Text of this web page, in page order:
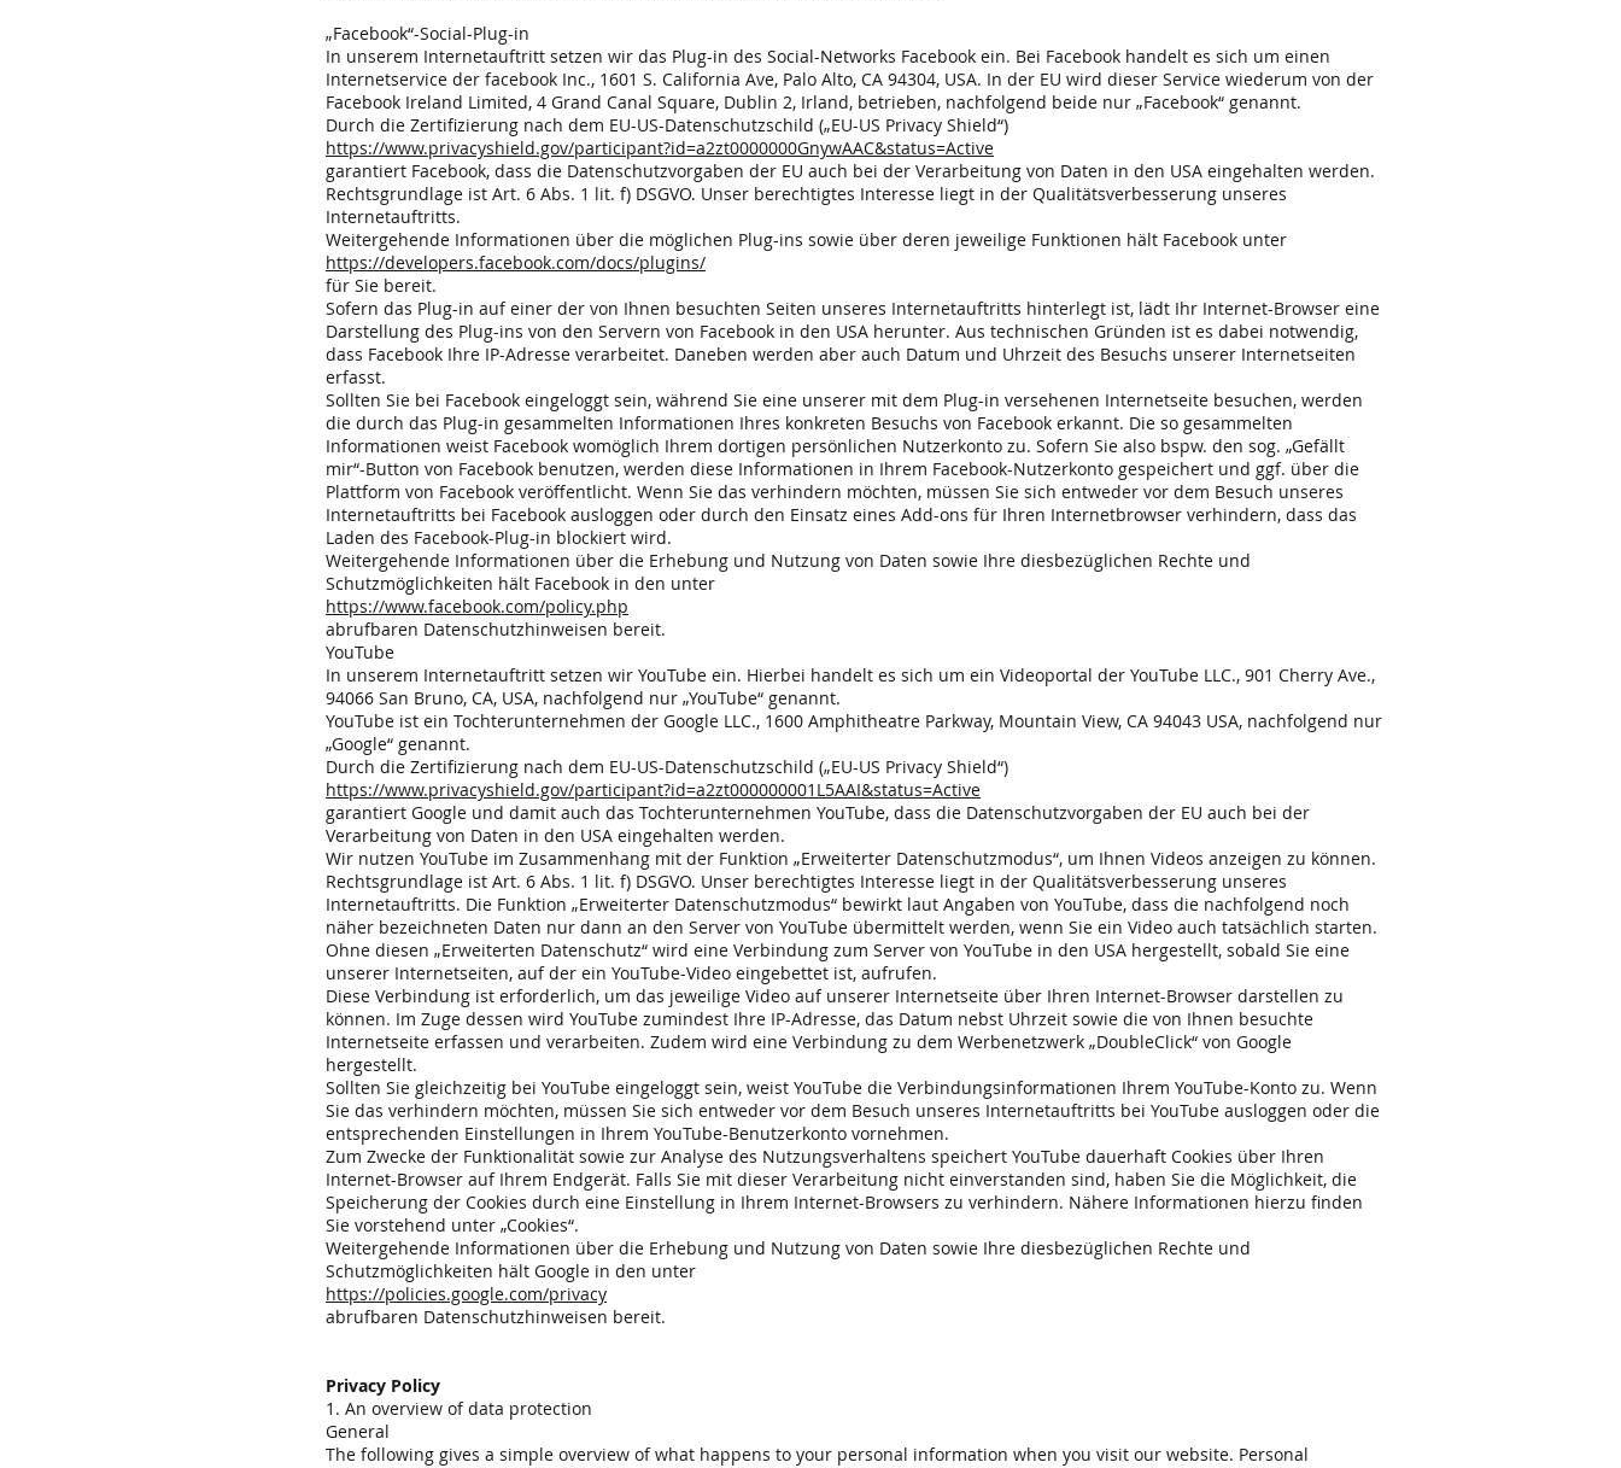
„Facebook“-Social-Plug-in
In unserem Internetauftritt setzen wir das Plug-in des Social-Networks Facebook ein. Bei Facebook handelt es sich um einen
Internetservice der facebook Inc., 1601 S. California Ave, Palo Alto, CA 94304, USA. In der EU wird dieser Service wiederum von der
Facebook Ireland Limited, 4 Grand Canal Square, Dublin 2, Irland, betrieben, nachfolgend beide nur „Facebook“ genannt.
Durch die Zertifizierung nach dem EU-US-Datenschutzschild („EU-US Privacy Shield“)
https://www.privacyshield.gov/participant?id=a2zt0000000GnywAAC&status=Active
garantiert Facebook, dass die Datenschutzvorgaben der EU auch bei der Verarbeitung von Daten in den USA eingehalten werden.
Rechtsgrundlage ist Art. 6 Abs. 1 lit. f) DSGVO. Unser berechtigtes Interesse liegt in der Qualitätsverbesserung unseres
Internetauftritts.
Weitergehende Informationen über die möglichen Plug-ins sowie über deren jeweilige Funktionen hält Facebook unter
https://developers.facebook.com/docs/plugins/
für Sie bereit.
Sofern das Plug-in auf einer der von Ihnen besuchten Seiten unseres Internetauftritts hinterlegt ist, lädt Ihr Internet-Browser eine
Darstellung des Plug-ins von den Servern von Facebook in den USA herunter. Aus technischen Gründen ist es dabei notwendig,
dass Facebook Ihre IP-Adresse verarbeitet. Daneben werden aber auch Datum und Uhrzeit des Besuchs unserer Internetseiten
erfasst.
Sollten Sie bei Facebook eingeloggt sein, während Sie eine unserer mit dem Plug-in versehenen Internetseite besuchen, werden
die durch das Plug-in gesammelten Informationen Ihres konkreten Besuchs von Facebook erkannt. Die so gesammelten
Informationen weist Facebook womöglich Ihrem dortigen persönlichen Nutzerkonto zu. Sofern Sie also bspw. den sog. „Gefällt
mir“-Button von Facebook benutzen, werden diese Informationen in Ihrem Facebook-Nutzerkonto gespeichert und ggf. über die
Plattform von Facebook veröffentlicht. Wenn Sie das verhindern möchten, müssen Sie sich entweder vor dem Besuch unseres
Internetauftritts bei Facebook ausloggen oder durch den Einsatz eines Add-ons für Ihren Internetbrowser verhindern, dass das
Laden des Facebook-Plug-in blockiert wird.
Weitergehende Informationen über die Erhebung und Nutzung von Daten sowie Ihre diesbezüglichen Rechte und
Schutzmöglichkeiten hält Facebook in den unter
https://www.facebook.com/policy.php
abrufbaren Datenschutzhinweisen bereit.
YouTube
In unserem Internetauftritt setzen wir YouTube ein. Hierbei handelt es sich um ein Videoportal der YouTube LLC., 901 Cherry Ave.,
94066 San Bruno, CA, USA, nachfolgend nur „YouTube“ genannt.
YouTube ist ein Tochterunternehmen der Google LLC., 1600 Amphitheatre Parkway, Mountain View, CA 94043 USA, nachfolgend nur
„Google“ genannt.
Durch die Zertifizierung nach dem EU-US-Datenschutzschild („EU-US Privacy Shield“)
https://www.privacyshield.gov/participant?id=a2zt000000001L5AAI&status=Active
garantiert Google und damit auch das Tochterunternehmen YouTube, dass die Datenschutzvorgaben der EU auch bei der
Verarbeitung von Daten in den USA eingehalten werden.
Wir nutzen YouTube im Zusammenhang mit der Funktion „Erweiterter Datenschutzmodus“, um Ihnen Videos anzeigen zu können.
Rechtsgrundlage ist Art. 6 Abs. 1 lit. f) DSGVO. Unser berechtigtes Interesse liegt in der Qualitätsverbesserung unseres
Internetauftritts. Die Funktion „Erweiterter Datenschutzmodus“ bewirkt laut Angaben von YouTube, dass die nachfolgend noch
näher bezeichneten Daten nur dann an den Server von YouTube übermittelt werden, wenn Sie ein Video auch tatsächlich starten.
Ohne diesen „Erweiterten Datenschutz“ wird eine Verbindung zum Server von YouTube in den USA hergestellt, sobald Sie eine
unserer Internetseiten, auf der ein YouTube-Video eingebettet ist, aufrufen.
Diese Verbindung ist erforderlich, um das jeweilige Video auf unserer Internetseite über Ihren Internet-Browser darstellen zu
können. Im Zuge dessen wird YouTube zumindest Ihre IP-Adresse, das Datum nebst Uhrzeit sowie die von Ihnen besuchte
Internetseite erfassen und verarbeiten. Zudem wird eine Verbindung zu dem Werbenetzwerk „DoubleClick“ von Google
hergestellt.
Sollten Sie gleichzeitig bei YouTube eingeloggt sein, weist YouTube die Verbindungsinformationen Ihrem YouTube-Konto zu. Wenn
Sie das verhindern möchten, müssen Sie sich entweder vor dem Besuch unseres Internetauftritts bei YouTube ausloggen oder die
entsprechenden Einstellungen in Ihrem YouTube-Benutzerkonto vornehmen.
Zum Zwecke der Funktionalität sowie zur Analyse des Nutzungsverhaltens speichert YouTube dauerhaft Cookies über Ihren
Internet-Browser auf Ihrem Endgerät. Falls Sie mit dieser Verarbeitung nicht einverstanden sind, haben Sie die Möglichkeit, die
Speicherung der Cookies durch eine Einstellung in Ihrem Internet-Browsers zu verhindern. Nähere Informationen hierzu finden
Sie vorstehend unter „Cookies“.
Weitergehende Informationen über die Erhebung und Nutzung von Daten sowie Ihre diesbezüglichen Rechte und
Schutzmöglichkeiten hält Google in den unter
https://policies.google.com/privacy
abrufbaren Datenschutzhinweisen bereit.
Privacy Policy
1. An overview of data protection
General
The following gives a simple overview of what happens to your personal information when you visit our website. Personal